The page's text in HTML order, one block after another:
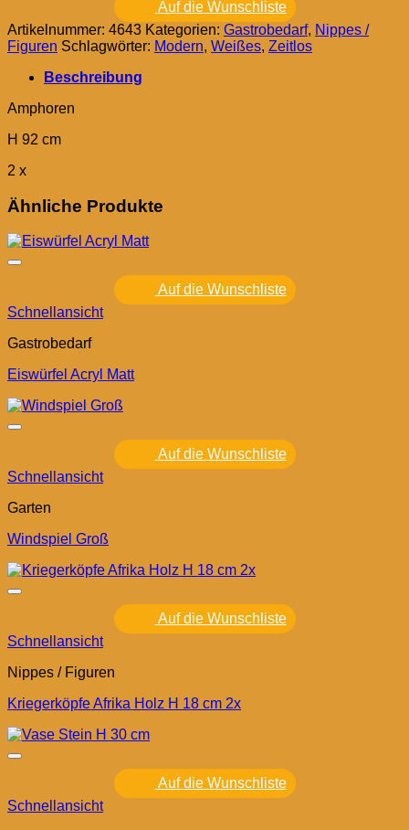
Auf die Wunschliste
Artikelnummer: 4643 Kategorien: Gastrobedarf, Nippes /
Figuren Schlagwörter: Modern, Weißes, Zeitlos
Beschreibung
Amphoren
H 92 cm
2 x
Ähnliche Produkte
Auf die Wunschliste
Schnellansicht
Gastrobedarf
Eiswürfel Acryl Matt
Auf die Wunschliste
Schnellansicht
Garten
Windspiel Groß
Auf die Wunschliste
Schnellansicht
Nippes / Figuren
Kriegerköpfe Afrika Holz H 18 cm 2x
Auf die Wunschliste
Schnellansicht